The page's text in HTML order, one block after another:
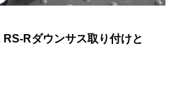
Rダウンサス取り付けと